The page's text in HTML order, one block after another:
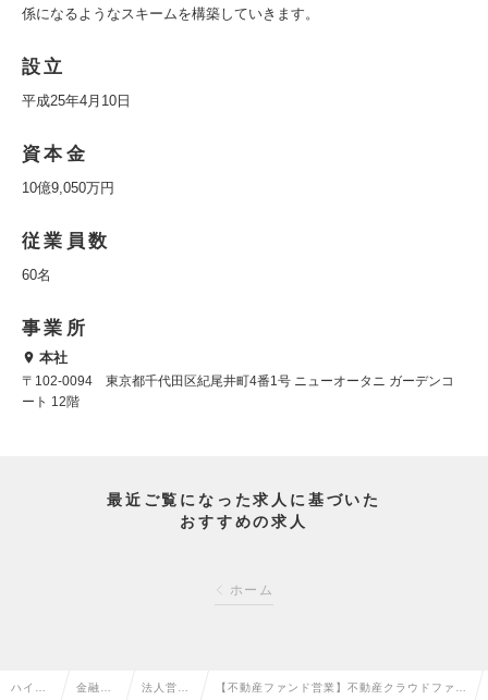
係になるようなスキームを構築していきます。
設立
平成25年4月10日
資本金
10億9,050万円
従業員数
60名
事業所
本社
〒102-0094 東京都千代田区紀尾井町4番1号 ニューオータニ ガーデンコ
ート 12階
最近ご覧になった求人に基づいた
おすすめの求人
ホーム
ハイク 金融系 法人営業 【不動産ファンド営業】不動産クラウドファン